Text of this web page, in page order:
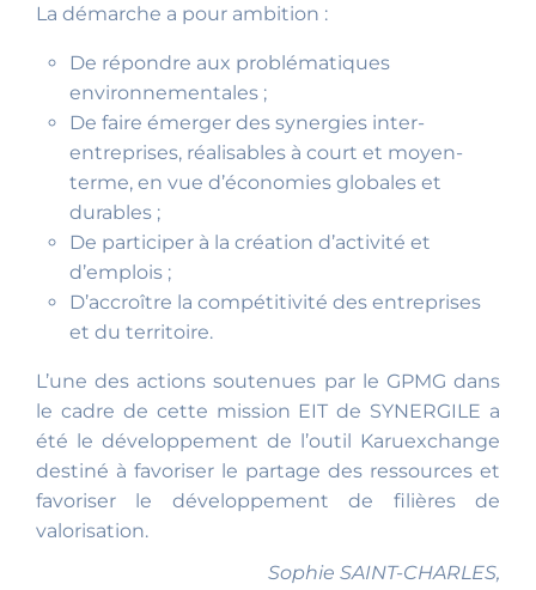
La démarche a pour ambition :
De répondre aux problématiques
environnementales ;
De faire émerger des synergies inter-
entreprises, réalisables à court et moyen-
terme, en vue d’économies globales et
durables ;
De participer à la création d’activité et
d’emplois ;
D’accroître la compétitivité des entreprises
et du territoire.
L’une des actions soutenues par le GPMG dans
le cadre de cette mission EIT de SYNERGILE a
été le développement de l’outil Karuexchange
destiné à favoriser le partage des ressources et
favoriser le développement de filières de
valorisation.
Sophie SAINT-CHARLES,